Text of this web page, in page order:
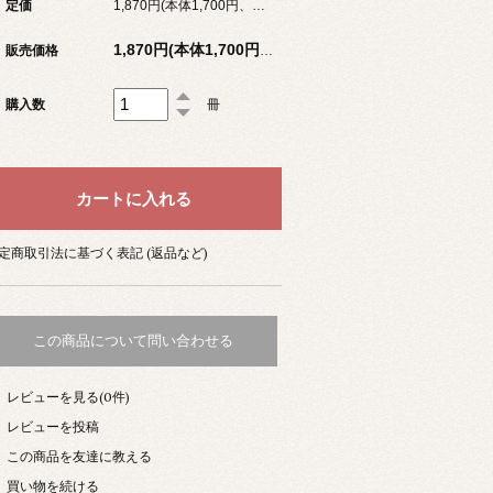
定価
販売価格 1,870円(本体1,700円、税170円)
購入数 冊
商取引法に基づく表記 (返品など)
この商品について問い合わせる
レビューを見る(0件)
レビューを投稿
この商品を友達に教える
買い物を続ける